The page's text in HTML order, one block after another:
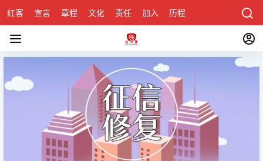
红客 宣言 章程 文化 责任 加入 历程 关于